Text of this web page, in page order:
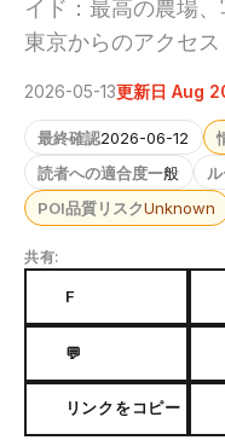
イド：最高の農場
東京からのアクセス
2026-05-13更新日 Aug
最終確認2026-06-12
読者への適合度一般
POI品質リスクUnknown
共有:
F
💬
リンクをコピー